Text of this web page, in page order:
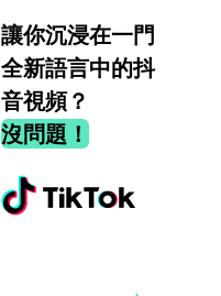
讓你沉浸在一門
全新語言中的抖
音視頻？
沒問題！